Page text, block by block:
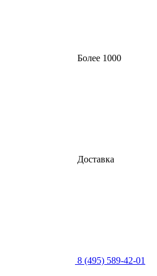
Более 1000
Доставка
8 (495) 589-42-01